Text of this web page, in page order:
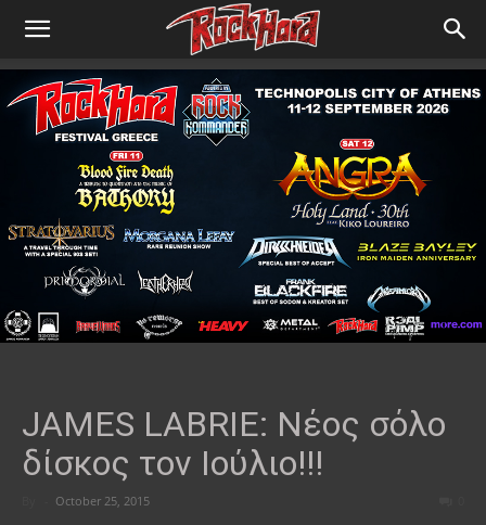
JAMES LABRIE: Νέος σόλο
δίσκος τον Ιούλιο!!!
October 25, 2015